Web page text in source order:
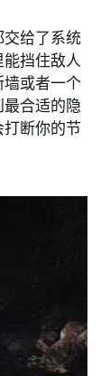
交给了系统
挡住敌人
墙或者一个
合适的隐
断你的节